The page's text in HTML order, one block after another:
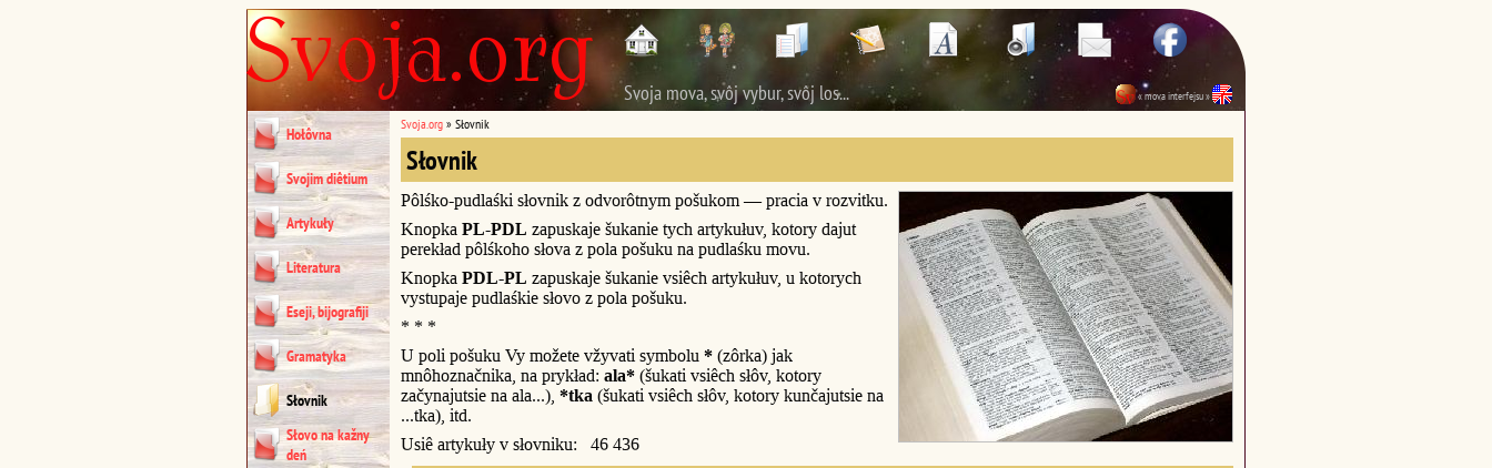
Svoja mova, svôj vybur, svôj los... « mova interfejsu »
Hołôvna
Svojim diêtium
Artykuły
Literatura
Eseji, bijografiji
Gramatyka
Słovnik
Słovo na kažny
deń
Svoja.org » Słovnik
Słovnik
Pôlśko-pudlaśki słovnik z odvorôtnym pošukom — pracia v rozvitku.
Knopka PL-PDL zapuskaje šukanie tych artykułuv, kotory dajut
perekład pôlśkoho słova z pola pošuku na pudlaśku movu.
Knopka PDL-PL zapuskaje šukanie vsiêch artykułuv, u kotorych
vystupaje pudlaśkie słovo z pola pošuku.
* * *
U poli pošuku Vy možete vžyvati symbolu * (zôrka) jak
mnôhoznačnika, na prykład: ala* (šukati vsiêch słôv, kotory
začynajutsie na ala...), *tka (šukati vsiêch słôv, kotory kunčajutsie na
...tka), itd.
Usiê artykuły v słovniku: 46 436